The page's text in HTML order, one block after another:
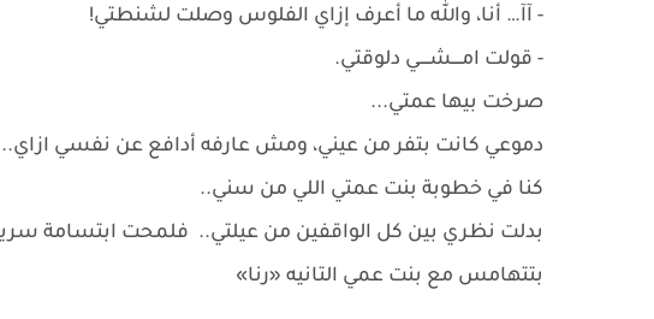
- آآ… أنا، والله ما أعرف إزاي الفلوس وصلت لشنطتي!
- قولت امــــشــــي دلوقتي.
صرخت بيها عمتي...
دموعي كانت بتفر من عيني، ومش عارفه أدافع عن نفسي ازاي..
كنا في خطوبة بنت عمتي اللي من سني..
بدلت نظري بين كل الواقفين من عيلتي.. فلمحت ابتسامة
بتتهامس مع بنت عمي التانيه «رنا»